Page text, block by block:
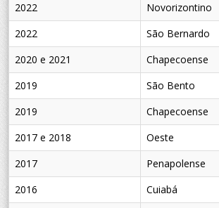
2022
Novorizontino
2022
São Bernardo
2020 e 2021
Chapecoense
2019
São Bento
2019
Chapecoense
2017 e 2018
Oeste
2017
Penapolense
2016
Cuiabá